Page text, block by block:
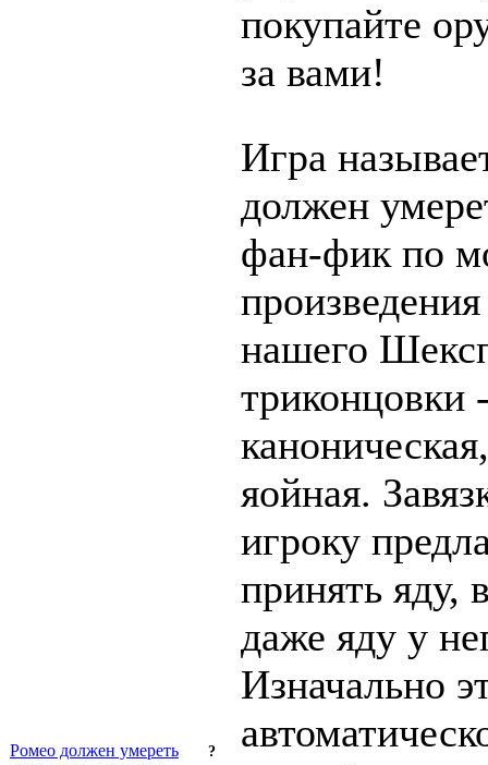
покупайте
за вами!
?
Ромео должен умереть
Игра
должен
фан-фик по
нашего
триконцовки
яойная.
игроку
принять яду,
даже яду у
Изначально